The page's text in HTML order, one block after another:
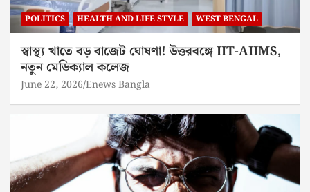
POLITICS HEALTH AND LIFE STYLE WEST BENGAL
স্বাস্থ্য খাতে বড় বাজেট ঘোষণা! উত্তরবঙ্গে IIT-AIIMS,
নতুন মেডিক্যাল কলেজ
June 22, 2026 Enews Bangla